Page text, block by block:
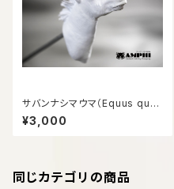
サバンナシマウマ（Equus qua
gga）のミニトロフィー 壁掛け
可能レプリカ
¥3,000
同じカテゴリの商品